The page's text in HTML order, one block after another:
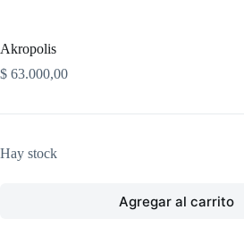
Akropolis
$ 63.000,00
Hay stock
Agregar al carrito